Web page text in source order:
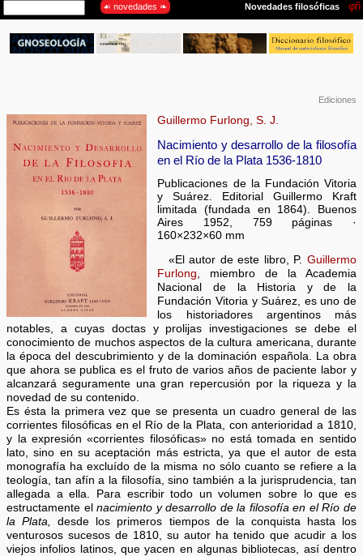
Ediciones
Guillermo Furlong, S. J.
Nacimiento y desarrollo de la filosofía
en el Río de la Plata 1536-1810
Publicaciones de la Fundación Vitoria
y Suárez. Editorial Guillermo Kraft
limitada (fundada en 1864). Buenos
Aires 1952, 759 páginas ·
160×232×60 mm
«El autor de este libro, P. Guillermo
Furlong, miembro de la Academia
Nacional de la Historia y de la
Fundación Vitoria y Suárez, es uno de
los historiadores argentinos más
notables, a cuyas doctas y prolijas investigaciones se debe el
conocimiento de muchos aspectos de la cultura americana, durante
la época del descubrimiento y de la dominación española. La obra
que ahora se publica es el fruto de varios años de paciente labor y
alcanzará seguramente una gran repercusión por la riqueza y la
novedad de su contenido.
Es ésta la primera vez que se presenta un cuadro general de las
corrientes filosóficas en el Río de la Plata, con anterioridad a 1810,
y la expresión «corrientes filosóficas» no está tomada en sentido
lato, sino en su aceptación más estricta, ya que el autor de esta
monografía ha excluído de la misma no sólo cuanto se refiere a la
teología, tan afín a la filosofía, sino también a la jurisprudencia, tan
allegada a ella. Para escribir todo un volumen sobre lo que es
estructamente elnacimiento y desarrollo de la filosofía en el Río de
la Plata, desde los primeros tiempos de la conquista hasta los
venturosos sucesos de 1810, su autor ha tenido que acudir a los
viejos infolios latinos, que yacen en algunas bibliotecas, así dentro